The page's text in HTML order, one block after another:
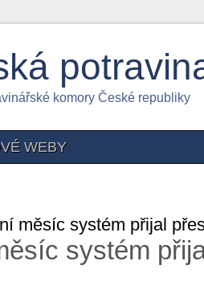
komory České republiky
WEBY
měsíc systém přijal
systém